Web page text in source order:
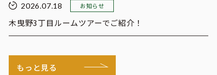
2026.07.18 お知らせ
木曳野3丁目ルームツアーでご紹介！
もっと見る